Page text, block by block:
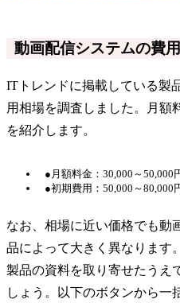
動画配信システムの費
ITトレンドに掲載している製
用相場を調査しました。月額
を紹介します。
●月額料金：30,000～50,000
●初期費用：50,000～80,000
なお、相場に近い価格でも動
品によって大きく異なります
製品の資料を取り寄せたうえ
しょう。以下のボタンから一